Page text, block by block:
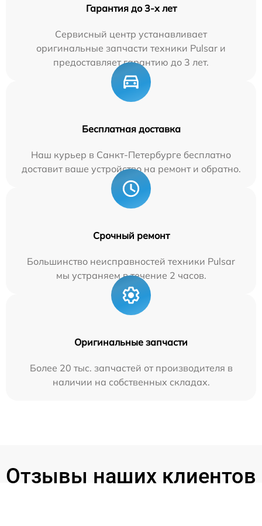
Гарантия до 3-х лет
Сервисный центр устанавливает
оригинальные запчасти техники Pulsar и
предоставляет гарантию до 3 лет.
Бесплатная доставка
Наш курьер в Санкт-Петербурге бесплатно
доставит ваше устройство на ремонт и обратно.
Срочный ремонт
Большинство неисправностей техники Pulsar
мы устраняем в течение 2 часов.
Оригинальные запчасти
Более 20 тыс. запчастей от производителя в
наличии на собственных складах.
Отзывы наших клиентов